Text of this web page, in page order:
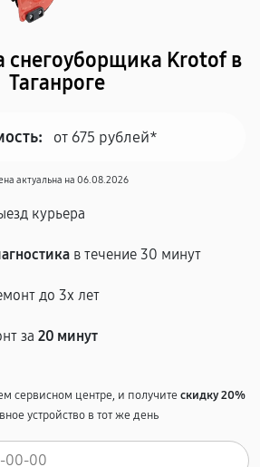
снегоуборщика Krotof в
Таганроге
от 675 рублей*
актуальна на 06.08.2026
курьера
в течение 30 минут
до 3х лет
за 20 минут
сервисном центре, и получитескидку 20%
устройство в тот же день